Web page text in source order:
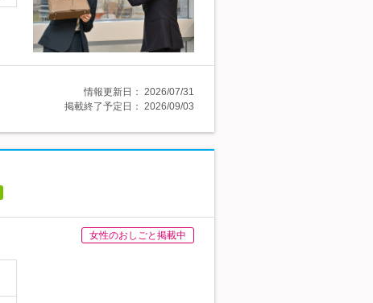
情報更新日： 2026/07/31
掲載終了予定日： 2026/09/03
女性のおしごと掲載中